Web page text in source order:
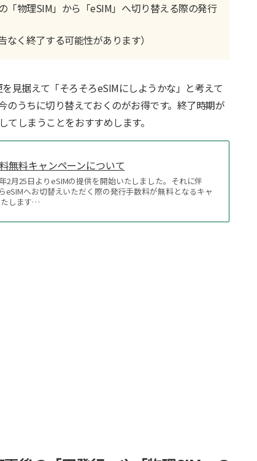
「物理SIM」から「eSIM」へ切り替える際の発行
く終了する可能性があります）
見据えて「そろそろeSIMにしようかな」と考えて
のうちに切り替えておくのがお得です。終了時期が
しまうことをおすすめします。
無料キャンペーンについて
2月25日よりeSIMの提供を開始いたしました。それに伴
eSIMへお切替えいただく際の発行手数料が無料となるキャ
します…